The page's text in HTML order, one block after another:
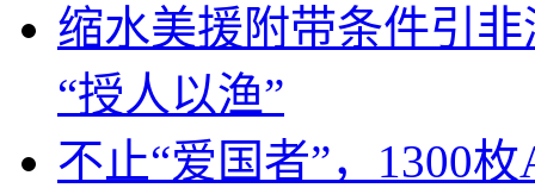
缩水美援附带条件引
“授人以渔”
不止“爱国者”，1300